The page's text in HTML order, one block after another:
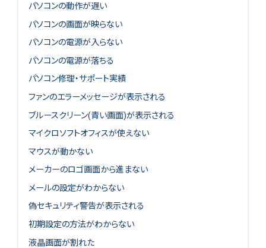
パソコンの動作が遅い
パソコンの画面が映らない
パソコンの電源が入らない
パソコンの電源が落ちる
パソコン修理・サポート実績
ファンのエラーメッセージが表示される
ブルースクリーン(青い画面)が表示される
マイクロソフトオフィスが使えない
マウスが動かない
メーカーのロゴ画面から進まない
メールの設定がわからない
偽セキュリティ警告が表示される
初期設定の方法がわからない
液晶画面が割れた